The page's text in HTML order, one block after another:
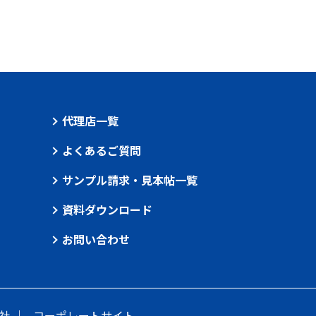
代理店一覧
よくあるご質問
サンプル請求・見本帖一覧
資料ダウンロード
お問い合わせ